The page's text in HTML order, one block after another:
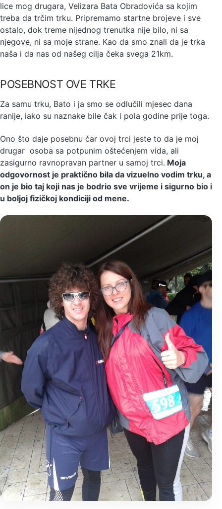
lice mog drugara, Velizara Bata Obradovića sa kojim
treba da trčim trku. Pripremamo startne brojeve i sve
ostalo, dok treme nijednog trenutka nije bilo, ni sa
njegove, ni sa moje strane. Kao da smo znali da je trka
naša i da nas od našeg cilja čeka svega 21km.
POSEBNOST OVE TRKE
Za samu trku, Bato i ja smo se odlučili mjesec dana
ranije, iako su naznake bile čak i pola godine prije toga.
Ono što daje posebnu čar ovoj trci jeste to da je moj
drugar osoba sa potpunim oštećenjem vida, ali
zasigurno ravnopravan partner u samoj trci. Moja
odgovornost je praktično bila da vizuelno vodim trku, a
on je bio taj koji nas je bodrio sve vrijeme i sigurno bio i
u boljoj fizičkoj kondiciji od mene.